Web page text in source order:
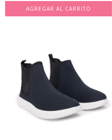
AGREGAR AL CARRITO